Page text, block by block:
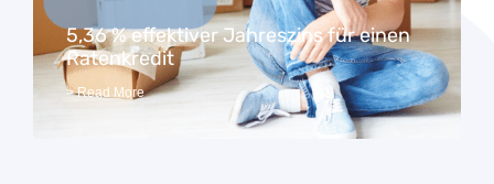
5,36 % effektiver Jahreszins für einen
Ratenkredit
> Read More